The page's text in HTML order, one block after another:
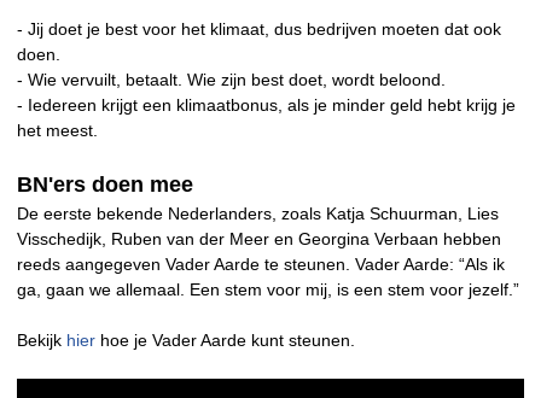
- Jij doet je best voor het klimaat, dus bedrijven moeten dat ook
doen.
- Wie vervuilt, betaalt. Wie zijn best doet, wordt beloond.
- Iedereen krijgt een klimaatbonus, als je minder geld hebt krijg je
het meest.
BN'ers doen mee
De eerste bekende Nederlanders, zoals Katja Schuurman, Lies
Visschedijk, Ruben van der Meer en Georgina Verbaan hebben
reeds aangegeven Vader Aarde te steunen. Vader Aarde: “Als ik
ga, gaan we allemaal. Een stem voor mij, is een stem voor jezelf.”
Bekijk hier hoe je Vader Aarde kunt steunen.